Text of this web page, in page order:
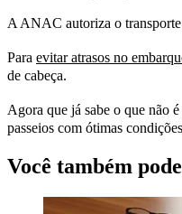
A ANAC autoriza o transporte
Para evitar atrasos no
de cabeça.
Agora que já sabe o que não
passeios com ótimas
Você também